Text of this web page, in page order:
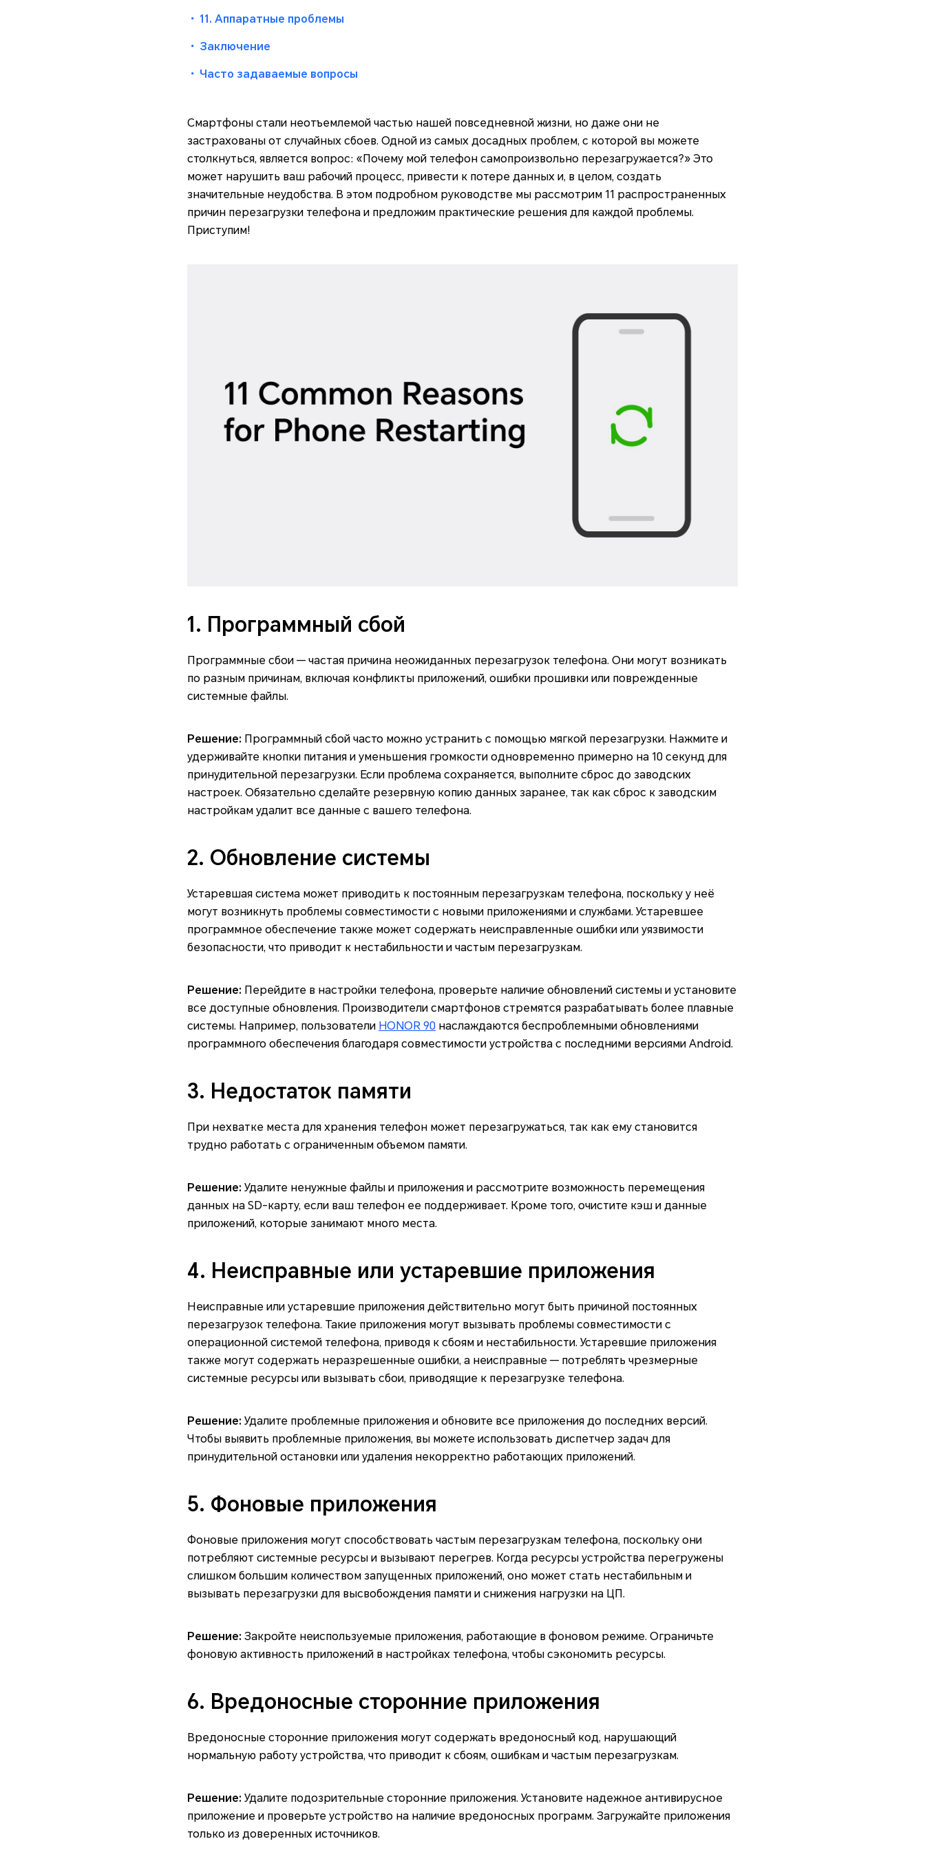
・ 11. Аппаратные проблемы
・ Заключение
・ Часто задаваемые вопросы
Смартфоны стали неотъемлемой частью нашей повседневной жизни, но даже они не
застрахованы от случайных сбоев. Одной из самых досадных проблем, с которой вы можете
столкнуться, является вопрос: «Почему мой телефон самопроизвольно перезагружается?» Это
может нарушить ваш рабочий процесс, привести к потере данных и, в целом, создать
значительные неудобства. В этом подробном руководстве мы рассмотрим 11 распространенных
причин перезагрузки телефона и предложим практические решения для каждой проблемы.
Приступим!
1. Программный сбой
Программные сбои — частая причина неожиданных перезагрузок телефона. Они могут возникать
по разным причинам, включая конфликты приложений, ошибки прошивки или поврежденные
системные файлы.
Решение: Программный сбой часто можно устранить с помощью мягкой перезагрузки. Нажмите и
удерживайте кнопки питания и уменьшения громкости одновременно примерно на 10 секунд для
принудительной перезагрузки. Если проблема сохраняется, выполните сброс до заводских
настроек. Обязательно сделайте резервную копию данных заранее, так как сброс к заводским
настройкам удалит все данные с вашего телефона.
2. Обновление системы
Устаревшая система может приводить к постоянным перезагрузкам телефона, поскольку у неё
могут возникнуть проблемы совместимости с новыми приложениями и службами. Устаревшее
программное обеспечение также может содержать неисправленные ошибки или уязвимости
безопасности, что приводит к нестабильности и частым перезагрузкам.
Решение: Перейдите в настройки телефона, проверьте наличие обновлений системы и установите
все доступные обновления. Производители смартфонов стремятся разрабатывать более плавные
системы. Например, пользователи HONOR 90 наслаждаются беспроблемными обновлениями
программного обеспечения благодаря совместимости устройства с последними версиями Android.
3. Недостаток памяти
При нехватке места для хранения телефон может перезагружаться, так как ему становится
трудно работать с ограниченным объемом памяти.
Решение: Удалите ненужные файлы и приложения и рассмотрите возможность перемещения
данных на SD-карту, если ваш телефон ее поддерживает. Кроме того, очистите кэш и данные
приложений, которые занимают много места.
4. Неисправные или устаревшие приложения
Неисправные или устаревшие приложения действительно могут быть причиной постоянных
перезагрузок телефона. Такие приложения могут вызывать проблемы совместимости с
операционной системой телефона, приводя к сбоям и нестабильности. Устаревшие приложения
также могут содержать неразрешенные ошибки, а неисправные — потреблять чрезмерные
системные ресурсы или вызывать сбои, приводящие к перезагрузке телефона.
Решение: Удалите проблемные приложения и обновите все приложения до последних версий.
Чтобы выявить проблемные приложения, вы можете использовать диспетчер задач для
принудительной остановки или удаления некорректно работающих приложений.
5. Фоновые приложения
Фоновые приложения могут способствовать частым перезагрузкам телефона, поскольку они
потребляют системные ресурсы и вызывают перегрев. Когда ресурсы устройства перегружены
слишком большим количеством запущенных приложений, оно может стать нестабильным и
вызывать перезагрузки для высвобождения памяти и снижения нагрузки на ЦП.
Решение: Закройте неиспользуемые приложения, работающие в фоновом режиме. Ограничьте
фоновую активность приложений в настройках телефона, чтобы сэкономить ресурсы.
6. Вредоносные сторонние приложения
Вредоносные сторонние приложения могут содержать вредоносный код, нарушающий
нормальную работу устройства, что приводит к сбоям, ошибкам и частым перезагрузкам.
Решение: Удалите подозрительные сторонние приложения. Установите надежное антивирусное
приложение и проверьте устройство на наличие вредоносных программ. Загружайте приложения
только из доверенных источников.